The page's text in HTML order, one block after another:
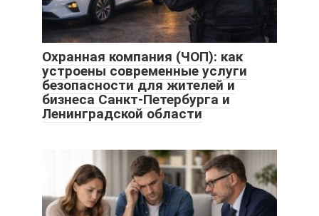
Охранная компания (ЧОП): как
устроены современные услуги
безопасности для жителей и
бизнеса Санкт-Петербурга и
Ленинградской области